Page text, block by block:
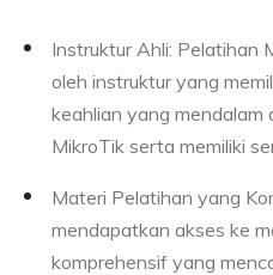
Instruktur Ahli: Pelatihan
oleh instruktur yang
keahlian yang mendalam
MikroTik serta memiliki
Materi Pelatihan yang
mendapatkan akses ke
komprehensif yang